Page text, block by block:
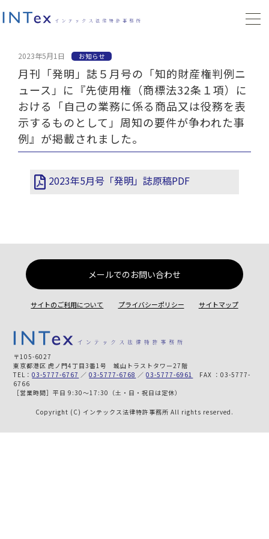
2023年5月1日 お知らせ
月刊「発明」誌５月号の「知的財産権判例ニ
ュース」に『先使用権（商標法32条１項）に
おける「自己の業務に係る商品又は役務を表
示するものとして」周知の要件が争われた事
例』が掲載されました。
2023年5月号「発明」誌原稿PDF
メールでのお問い合わせ
サイトのご利用について プライバシーポリシー サイトマップ
〒105-6027
東京都港区 虎ノ門4丁目3番1号 城山トラストタワー27階
TEL：03-5777-6767 ／03-5777-6768 ／03-5777-6961
FAX ：03-5777-
6766
［営業時間］平日 9:30～17:30（土・日・祝日は定休）
Copyright (C) インテックス法律特許事務所 All rights reserved.